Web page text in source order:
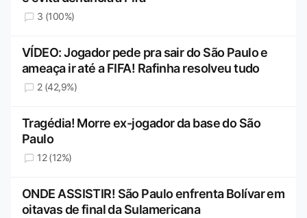
3 (100%)
VÍDEO: Jogador pede pra sair do São Paulo e
ameaça ir até a FIFA! Rafinha resolveu tudo
2 (42,9%)
Tragédia! Morre ex-jogador da base do São
Paulo
12 (12%)
ONDE ASSISTIR! São Paulo enfrenta Bolívar em
oitavas de final da Sulamericana